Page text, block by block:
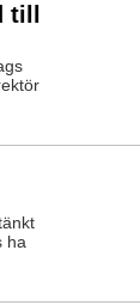
ha